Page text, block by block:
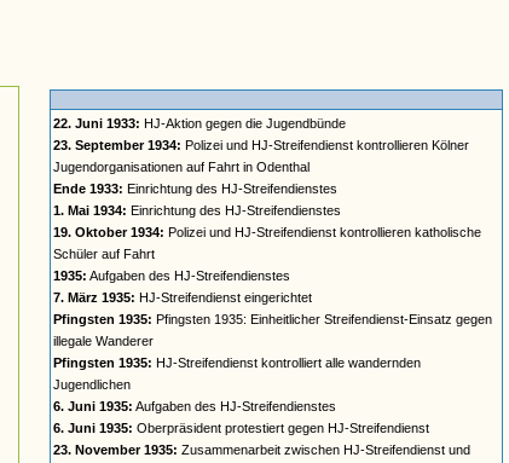
22. Juni 1933: HJ-Aktion gegen die Jugendbünde
23. September 1934: Polizei und HJ-Streifendienst kontrollieren Kölner
Jugendorganisationen auf Fahrt in Odenthal
Ende 1933: Einrichtung des HJ-Streifendienstes
1. Mai 1934: Einrichtung des HJ-Streifendienstes
19. Oktober 1934: Polizei und HJ-Streifendienst kontrollieren katholische
Schüler auf Fahrt
1935: Aufgaben des HJ-Streifendienstes
7. März 1935: HJ-Streifendienst eingerichtet
Pfingsten 1935: Pfingsten 1935: Einheitlicher Streifendienst-Einsatz gegen
illegale Wanderer
Pfingsten 1935: HJ-Streifendienst kontrolliert alle wandernden
Jugendlichen
6. Juni 1935: Aufgaben des HJ-Streifendienstes
6. Juni 1935: Oberpräsident protestiert gegen HJ-Streifendienst
23. November 1935: Zusammenarbeit zwischen HJ-Streifendienst und